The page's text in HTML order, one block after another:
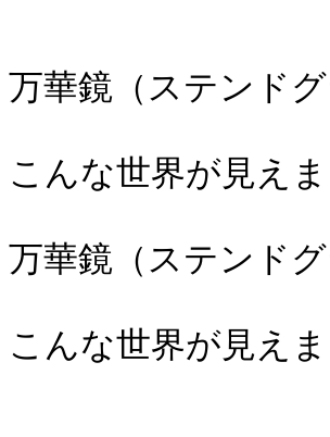
万華鏡（ステンドグ
こんな世界が見え
万華鏡（ステンドグ
こんな世界が見え